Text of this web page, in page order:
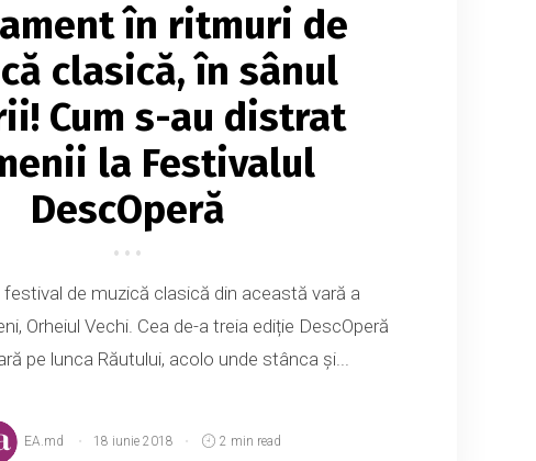
în ritmuri de
clasică, în sânul
Cum s-au distrat
la Festivalul
DescOperă
festival de muzică clasică din această vară a
Orheiul Vechi. Cea de-a treia ediție DescOperă
pe lunca Răutului, acolo unde stânca și...
EA.md 18 iunie 2018 2 min read